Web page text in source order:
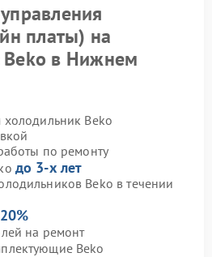
платы) на
в Нижнем
Beko
по ремонту
до 3-х лет
Beko в течении
20%
на ремонт
Beko